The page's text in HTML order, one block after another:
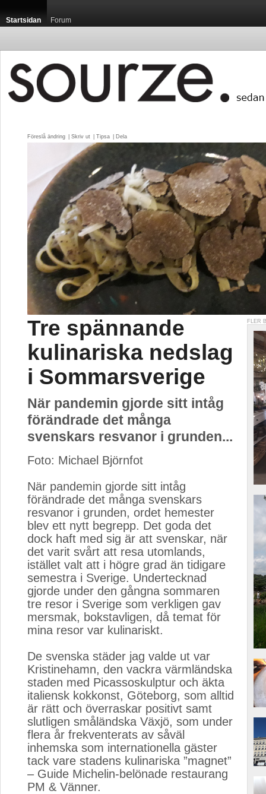
Startsidan Forum
Föreslå ändring Skriv ut Tipsa Dela
FLER
Tre spännande
kulinariska nedslag
i Sommarsverige
När pandemin gjorde sitt intåg
förändrade det många
svenskars resvanor i grunden...
Foto: Michael Björnfot
När pandemin gjorde sitt intåg
förändrade det många svenskars
resvanor i grunden, ordet hemester
blev ett nytt begrepp. Det goda det
dock haft med sig är att svenskar, när
det varit svårt att resa utomlands,
istället valt att i högre grad än tidigare
semestra i Sverige. Undertecknad
gjorde under den gångna sommaren
tre resor i Sverige som verkligen gav
mersmak, bokstavligen, då temat för
mina resor var kulinariskt.
De svenska städer jag valde ut var
Kristinehamn, den vackra värmländska
staden med Picassoskulptur och äkta
italiensk kokkonst, Göteborg, som alltid
är rätt och överraskar positivt samt
slutligen småländska Växjö, som under
flera år frekventerats av såväl
inhemska som internationella gäster
tack vare stadens kulinariska ”magnet”
– Guide Michelin-belönade restaurang
PM & Vänner.